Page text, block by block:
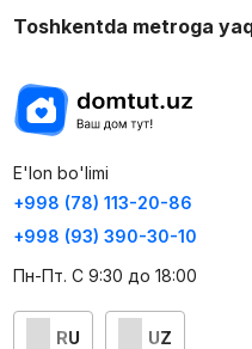
Toshkentda metroga
E'lon bo'limi
+998 (78) 113-20-86
+998 (93) 390-30-10
Пн-Пт. С 9:30 до 18:00
RU UZ